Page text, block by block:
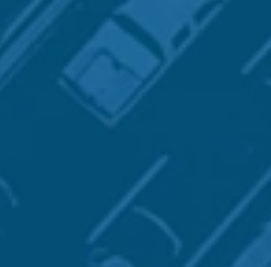
avec les
leur compétitivité
missions réalisées
+260